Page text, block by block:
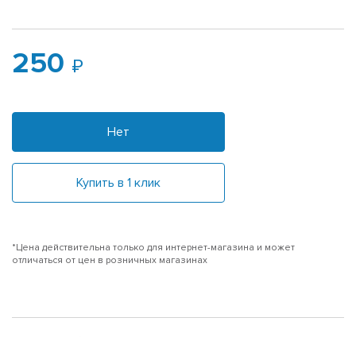
250
Нет
Купить в 1 клик
*Цена действительна только для интернет-магазина и может
отличаться от цен в розничных магазинах